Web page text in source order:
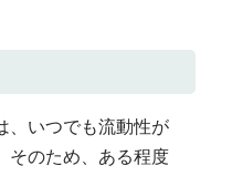
、いつでも流動性が
そのため、ある程度